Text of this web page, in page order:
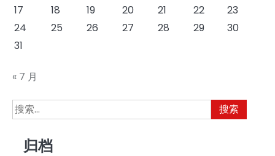
17
18 19 20 21 22
23
24
25 26 27 28 29
30
31
« 7 月
搜
索：
归档